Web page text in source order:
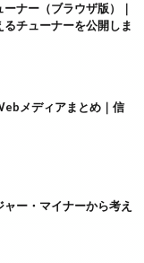
ーナー（ブラウザ版）｜
チューナーを公開しま
メディアまとめ｜信
ー・マイナーから考え